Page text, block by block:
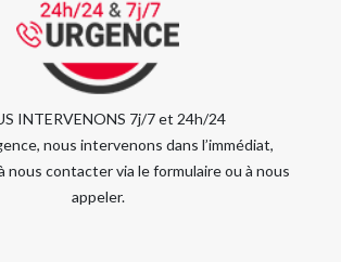
INTERVENONS 7j/7 et 24h/24
nous intervenons dans l’immédiat,
nous contacter via le formulaire ou à nous
appeler.